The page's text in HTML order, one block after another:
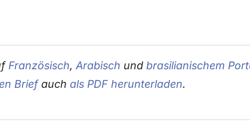
Französisch, Arabisch und brasilianischem
Briefauch als PDF herunterladen.